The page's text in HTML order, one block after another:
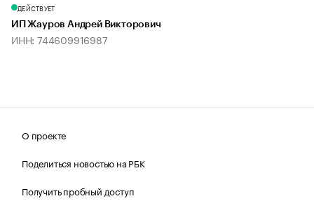
ДЕЙСТВУЕТ
ИП Жауров Андрей Викторович
ИНН: 744609916987
О проекте
Поделиться новостью на РБК
Получить пробный доступ